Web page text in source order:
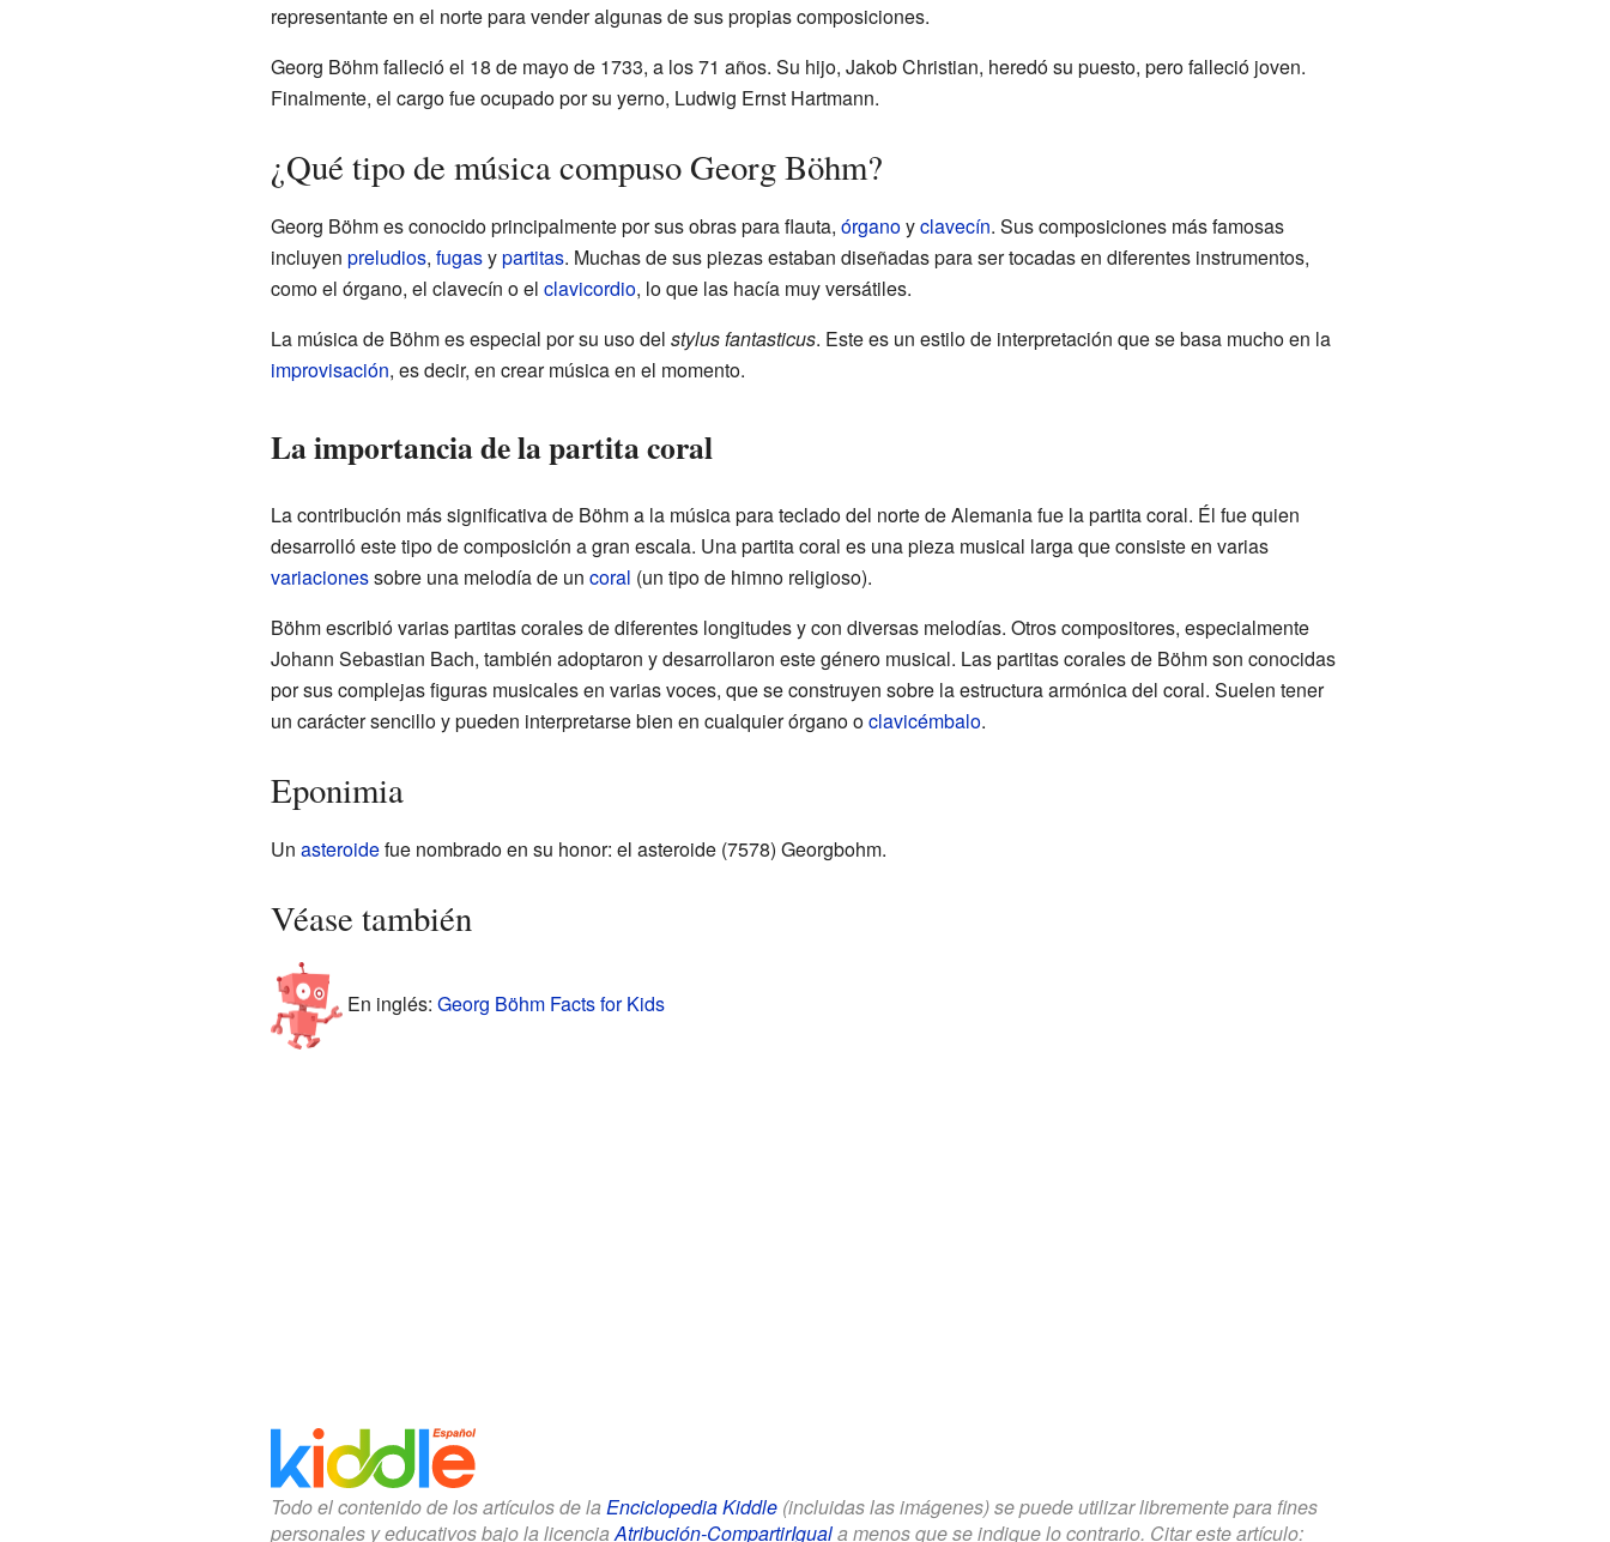
representante en el norte para vender algunas de sus propias composiciones.
Georg Böhm falleció el 18 de mayo de 1733, a los 71 años. Su hijo, Jakob Christian, heredó su puesto, pero falleció joven.
Finalmente, el cargo fue ocupado por su yerno, Ludwig Ernst Hartmann.
¿Qué tipo de música compuso Georg Böhm?
Georg Böhm es conocido principalmente por sus obras para flauta, órganoyclavecín. Sus composiciones más famosas
incluyen preludios, fugasypartitas. Muchas de sus piezas estaban diseñadas para ser tocadas en diferentes instrumentos,
como el órgano, el clavecín o el clavicordio, lo que las hacía muy versátiles.
La música de Böhm es especial por su uso del stylus fantasticus. Este es un estilo de interpretación que se basa mucho en la
improvisación, es decir, en crear música en el momento.
La importancia de la partita coral
La contribución más significativa de Böhm a la música para teclado del norte de Alemania fue la partita coral. Él fue quien
desarrolló este tipo de composición a gran escala. Una partita coral es una pieza musical larga que consiste en varias
variacionessobre una melodía de un coral (un tipo de himno religioso).
Böhm escribió varias partitas corales de diferentes longitudes y con diversas melodías. Otros compositores, especialmente
Johann Sebastian Bach, también adoptaron y desarrollaron este género musical. Las partitas corales de Böhm son conocidas
por sus complejas figuras musicales en varias voces, que se construyen sobre la estructura armónica del coral. Suelen tener
un carácter sencillo y pueden interpretarse bien en cualquier órgano oclavicémbalo.
Eponimia
Un asteroidefue nombrado en su honor: el asteroide (7578) Georgbohm.
Véase también
En inglés: Georg Böhm Facts for Kids
Todo el contenido de los artículos de la Enciclopedia Kiddle(incluidas las imágenes) se puede utilizar libremente para fines
personales y educativos bajo la licenciaAtribución-CompartirIguala menos que se indique lo contrario. Citar este artículo: